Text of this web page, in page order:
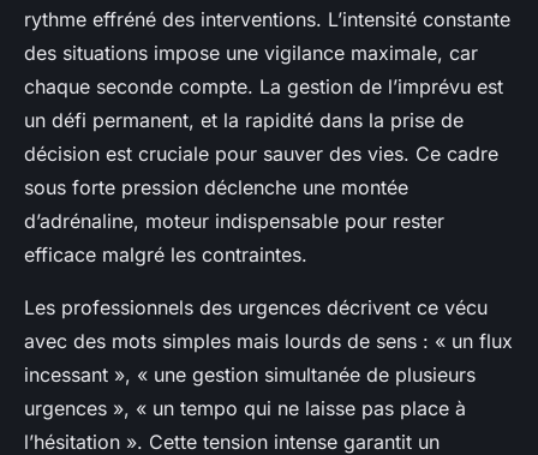
rythme effréné des interventions. L’intensité constante
des situations impose une vigilance maximale, car
chaque seconde compte. La gestion de l’imprévu est
un défi permanent, et la rapidité dans la prise de
décision est cruciale pour sauver des vies. Ce cadre
sous forte pression déclenche une montée
d’adrénaline, moteur indispensable pour rester
efficace malgré les contraintes.
Les professionnels des urgences décrivent ce vécu
avec des mots simples mais lourds de sens : « un flux
incessant », « une gestion simultanée de plusieurs
urgences », « un tempo qui ne laisse pas place à
l’hésitation ». Cette tension intense garantit un